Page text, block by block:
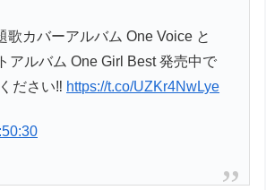
歌カバーアルバム One Voice と
アルバム One Girl Best 発売中で
ださい‼️ https://t.co/UZKr4NwLye